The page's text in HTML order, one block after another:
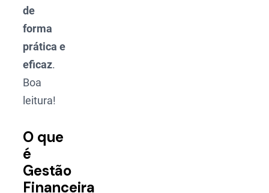
de
forma
prática e
eficaz.
Boa
leitura!
O que
é
Gestão
Financeira